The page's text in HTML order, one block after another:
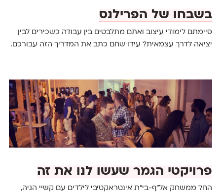
בשבחו של הפרילנס
סיימתם לימודי עיצוב ואתם מתלבטים בין עבודה כשכירים לבין
יציאה לדרך עצמאית? עידו שחם כתב את המדריך הזה עבורכם.
פרויקטי הגמר שעשו לנו את זה
החל ממשחק אל״ף-בי״ת אינטראקטיבי לילדים עם קשיי הגיה,